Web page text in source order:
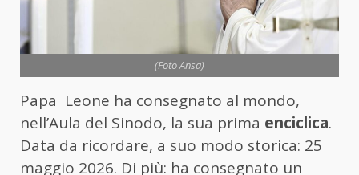
(Foto Ansa)
Papa Leone ha consegnato al mondo,
nell’Aula del Sinodo, la sua prima enciclica.
Data da ricordare, a suo modo storica: 25
maggio 2026. Di più: ha consegnato un